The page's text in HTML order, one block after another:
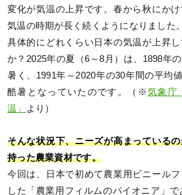
変化が気温の上昇です。春から秋にか
気温の時期が長く続くようになりました。
具体的にどれくらい日本の気温が上昇
か？2025年の夏（6～8月）は、1898年
暑く、1991年～2020年の30年間の平均
酷暑となっていたのです。（※気象庁
温」
より）
そんな状況下、ニーズが高まっている
持った農業資材です。
今回は、日本で初めて農業用ビニール
した「農業用フィルムのパイオニア」